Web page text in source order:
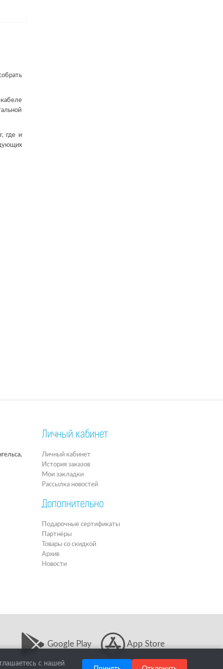
где и
Личный кабинет
Личный кабинет
История заказов
Мои закладки
Рассылка новостей
Дополнительно
Подарочные сертификаты
Партнёры
Товары со скидкой
Архив
Новости
Google Play App Store
с нашей